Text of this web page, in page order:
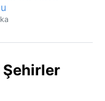
Şehirler